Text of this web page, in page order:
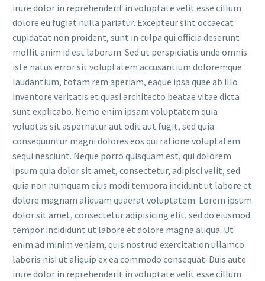
irure dolor in reprehenderit in voluptate velit esse cillum
dolore eu fugiat nulla pariatur. Excepteur sint occaecat
cupidatat non proident, sunt in culpa qui officia deserunt
mollit anim id est laborum. Sed ut perspiciatis unde omnis
iste natus error sit voluptatem accusantium doloremque
laudantium, totam rem aperiam, eaque ipsa quae ab illo
inventore veritatis et quasi architecto beatae vitae dicta
sunt explicabo. Nemo enim ipsam voluptatem quia
voluptas sit aspernatur aut odit aut fugit, sed quia
consequuntur magni dolores eos qui ratione voluptatem
sequi nesciunt. Neque porro quisquam est, qui dolorem
ipsum quia dolor sit amet, consectetur, adipisci velit, sed
quia non numquam eius modi tempora incidunt ut labore et
dolore magnam aliquam quaerat voluptatem. Lorem ipsum
dolor sit amet, consectetur adipisicing elit, sed do eiusmod
tempor incididunt ut labore et dolore magna aliqua. Ut
enim ad minim veniam, quis nostrud exercitation ullamco
laboris nisi ut aliquip ex ea commodo consequat. Duis aute
irure dolor in reprehenderit in voluptate velit esse cillum